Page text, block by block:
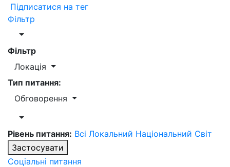
Підписатися на тег
Фільтр
Фільтр
Локація
Тип питання:
Обговорення
Рівень питання: Всі Локальний Національний Світ
Застосувати
Соціальні питання